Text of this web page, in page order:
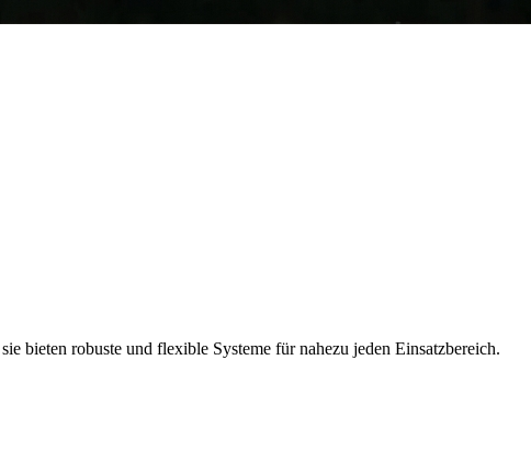
bieten robuste und flexible Systeme für nahezu jeden Einsatzbereich.